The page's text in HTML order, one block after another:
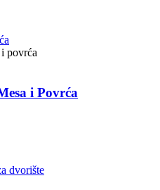
Towel 3D količina
i Povrća
količina